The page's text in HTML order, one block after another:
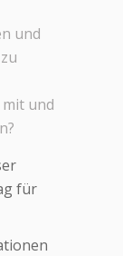
und
und
für